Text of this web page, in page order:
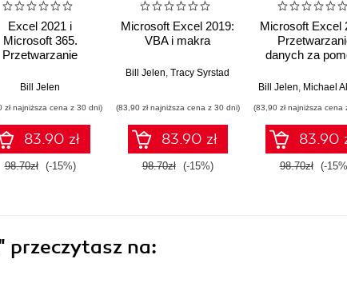
Excel 2021 i
Microsoft 365.
Przetwarzanie
przestawnych
Bill Jelen
zł najniższa cena z 30 dni)
83.90 zł
98.70zł (-15%)
Microsoft Excel 2019:
VBA i makra
Bill Jelen Tracy Syrstad
(83,90 zł najniższa cena z 30 dni)
83.90 zł
98.70zł (-15%)
Microsoft Excel
danych za
Bill Jelen Michael
(83,90 zł najniższa cena
83.90
98.70zł (-
przeczytasz na: